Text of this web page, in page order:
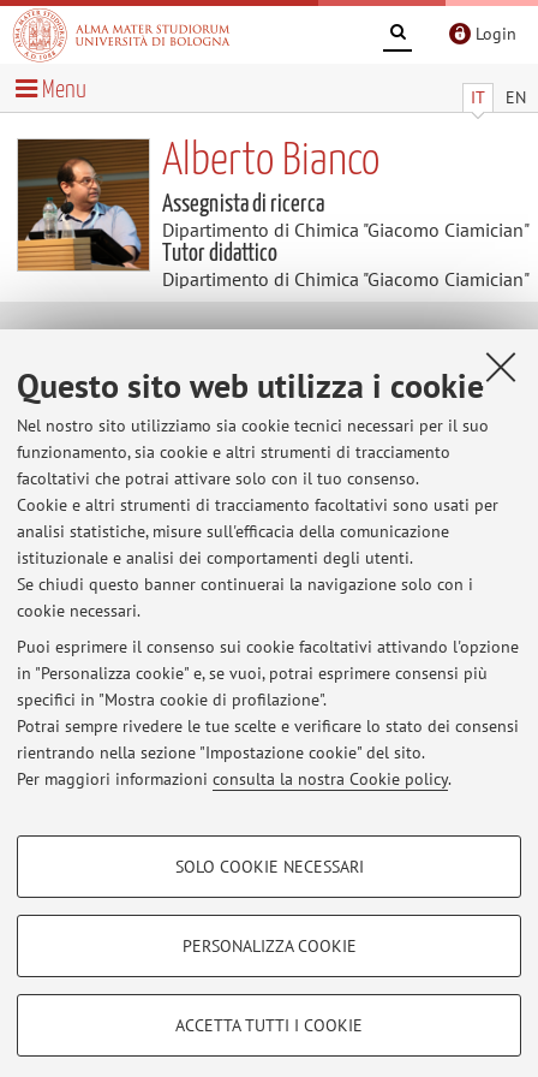
Questo sito web utilizza i cookie
Nel nostro sito utilizziamo sia cookie tecnici necessari per il suo
funzionamento, sia cookie e altri strumenti di tracciamento
facoltativi che potrai attivare solo con il tuo consenso.
Cookie e altri strumenti di tracciamento facoltativi sono usati per
analisi statistiche, misure sull'efficacia della comunicazione
istituzionale e analisi dei comportamenti degli utenti.
Se chiudi questo banner continuerai la navigazione solo con i
cookie necessari.
Puoi esprimere il consenso sui cookie facoltativi attivando l'opzione
in "Personalizza cookie" e, se vuoi, potrai esprimere consensi più
specifici in "Mostra cookie di profilazione".
Potrai sempre rivedere le tue scelte e verificare lo stato dei consensi
rientrando nella sezione "Impostazione cookie" del sito.
Per maggiori informazioni consulta la nostra Cookie policy.
COOKIE DI PROFILAZIONE - FACOLTATIVI
COOKIE TECNICI - NECESSARI
Si tratta di cookie tecnici utilizzati, a titolo esemplificativo, per il corretto
SOLO COOKIE NECESSARI
PERSONALIZZA COOKIE
ACCETTA TUTTI I COOKIE
Login
IT EN
Menu
Alberto Bianco
Assegnista di ricerca
Dipartimento di Chimica "Giacomo Ciamician"
Tutor didattico
Dipartimento di Chimica "Giacomo Ciamician"
Home
Bergamini Group
Vai al sito
Ultimi avvisi
Al momento non sono presenti avvisi.
Area riservata
Accedi tramiteloginper gestire tutti i contenuti del sito.
Zamboni, 33 - 40126 Bologna - Partita IVA: 01131710376
Privacy|Note legali|Impostazioni Cookie